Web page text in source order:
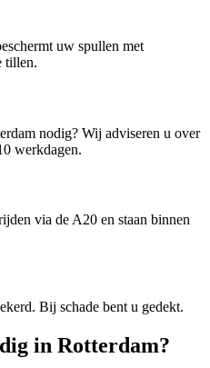
uw spullen met
tillen.
nodig? Wij adviseren u over
werkdagen.
via de A20 en staan binnen
Bij schade bent u gedekt.
in Rotterdam?